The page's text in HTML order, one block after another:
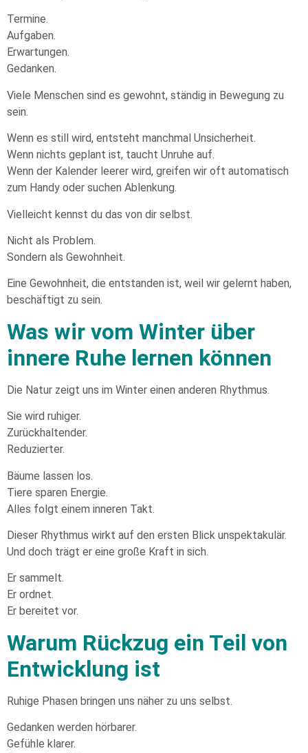
Termine.
Aufgaben.
Erwartungen.
Gedanken.
Viele Menschen sind es gewohnt, ständig in Bewegung zu
sein.
Wenn es still wird, entsteht manchmal Unsicherheit.
Wenn nichts geplant ist, taucht Unruhe auf.
Wenn der Kalender leerer wird, greifen wir oft automatisch
zum Handy oder suchen Ablenkung.
Vielleicht kennst du das von dir selbst.
Nicht als Problem.
Sondern als Gewohnheit.
Eine Gewohnheit, die entstanden ist, weil wir gelernt haben,
beschäftigt zu sein.
Was wir vom Winter über
innere Ruhe lernen können
Die Natur zeigt uns im Winter einen anderen Rhythmus.
Sie wird ruhiger.
Zurückhaltender.
Reduzierter.
Bäume lassen los.
Tiere sparen Energie.
Alles folgt einem inneren Takt.
Dieser Rhythmus wirkt auf den ersten Blick unspektakulär.
Und doch trägt er eine große Kraft in sich.
Er sammelt.
Er ordnet.
Er bereitet vor.
Warum Rückzug ein Teil von
Entwicklung ist
Ruhige Phasen bringen uns näher zu uns selbst.
Gedanken werden hörbarer.
Gefühle klarer.